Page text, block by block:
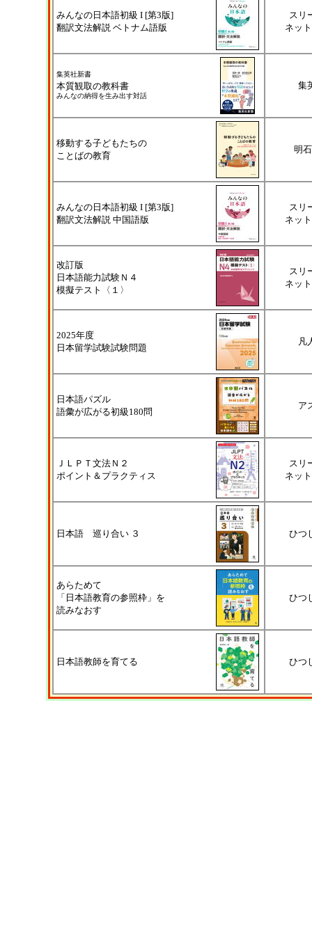
みんなの日本語初級 I [第3版]
翻訳文法解説 ベトナム語版
スリ
ネッ
集英社新書
本質観取の教科書
みんなの納得を生み出す対話
集
移動する子どもたちの
ことばの教育
明
みんなの日本語初級 I [第3版]
翻訳文法解説 中国語版
スリ
ネッ
改訂版
日本語能力試験Ｎ４
模擬テスト〈１〉
スリ
ネッ
2025年度
日本留学試験試験問題
凡
日本語パズル
語彙が広がる初級180問
ア
ＪＬＰＴ文法Ｎ２
ポイント＆プラクティス
スリ
ネッ
日本語 巡り合い ３ ひつ
あらためて
「日本語教育の参照枠」を
読みなおす
ひつ
日本語教師を育てる ひつ